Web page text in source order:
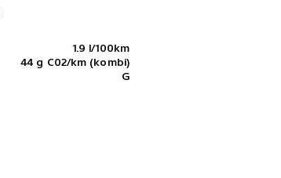
1.9 l/100km
44 g C02/km (kombi)
G